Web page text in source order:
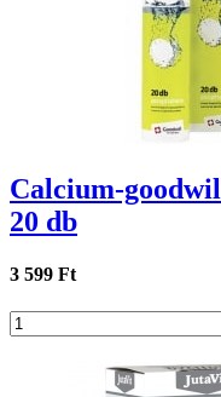
Calcium-
20 db
3 599 Ft